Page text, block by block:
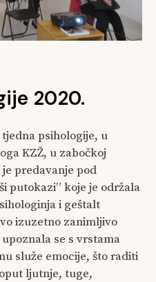
2020.
psihologije, u
KZŽ, u zabočkoj
predavanje pod
putokazi” koje je održala
i geštalt
izuzetno zanimljivo
se s vrstama
služe emocije, što raditi
ljutnje, tuge,